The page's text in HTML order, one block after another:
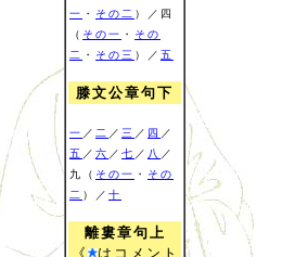
一 ・ その二 ）／四
（ その一 ・ その
二
・ その三 ）／ 五
滕文公章句下
一 ／ 二 ／ 三 ／ 四 ／
五 ／ 六 ／ 七 ／ 八 ／
九（ その一 ・ その
二 ）／ 十
離婁章句上
《
はコメント